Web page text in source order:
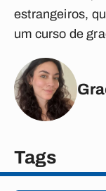
estrangeiros,
um curso de
Tags